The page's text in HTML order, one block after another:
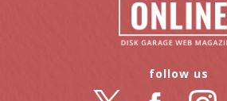
follow us